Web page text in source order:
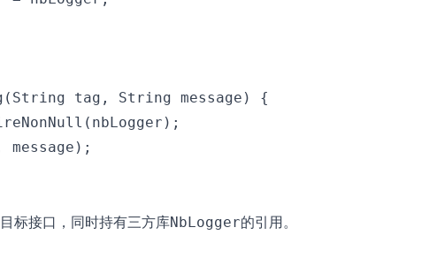
tag, String message) {
message);
标接口，同时持有三方库NbLogger的引用。